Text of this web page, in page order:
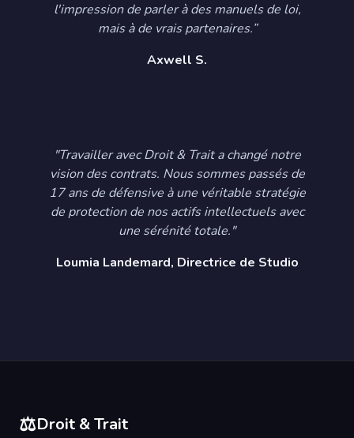
l'impression de parler à des manuels de loi,
mais à de vrais partenaires.”
Axwell S.
"Travailler avec Droit & Trait a changé notre
vision des contrats. Nous sommes passés de
17 ans de défensive à une véritable stratégie
de protection de nos actifs intellectuels avec
une sérénité totale."
Loumia Landemard, Directrice de Studio
⚖️Droit & Trait